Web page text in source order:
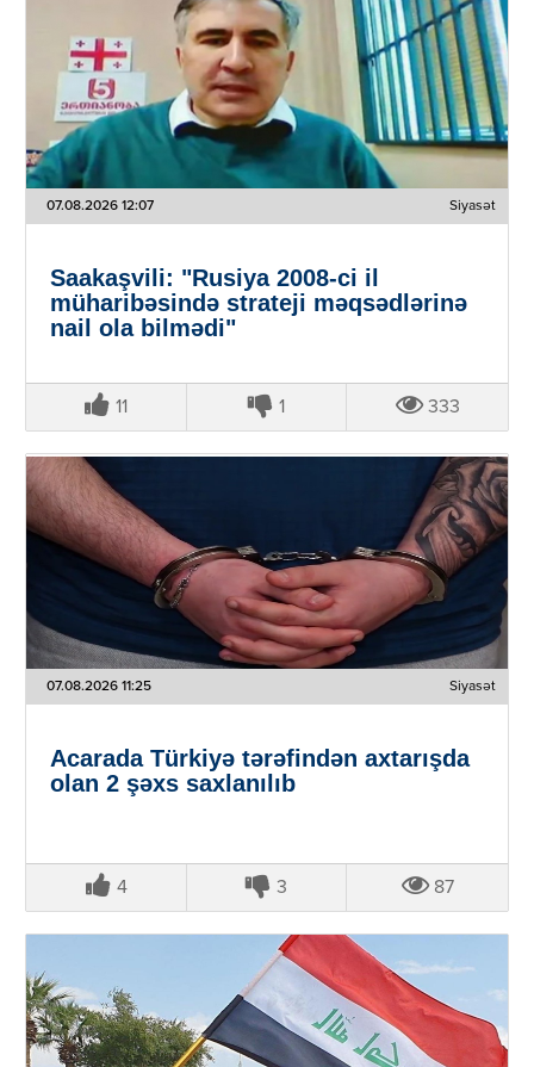
07.08.2026 12:07 Siyasət
Saakaşvili: "Rusiya 2008-ci il
müharibəsində strateji məqsədlərinə
nail ola bilmədi"
11 1 333
07.08.2026 11:25 Siyasət
Acarada Türkiyə tərəfindən axtarışda
olan 2 şəxs saxlanılıb
4 3 87